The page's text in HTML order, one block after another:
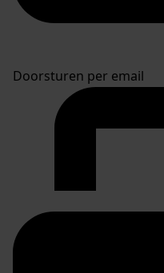
Doorsturen per email